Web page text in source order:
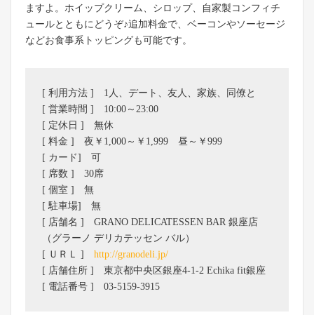
ますよ。ホイップクリーム、シロップ、自家製コンフィチ
ュールとともにどうぞ♪追加料金で、ベーコンやソーセージ
などお食事系トッピングも可能です。
[ 利用方法 ] 1人、デート、友人、家族、同僚と
[ 営業時間 ] 10:00～23:00
[ 定休日 ] 無休
[ 料金 ] 夜￥1,000～￥1,999 昼～￥999
[ カード] 可
[ 席数 ] 30席
[ 個室 ] 無
[ 駐車場] 無
[ 店舗名 ] GRANO DELICATESSEN BAR 銀座店
（グラーノ デリカテッセン バル）
[ ＵＲＬ ] http://granodeli.jp/
[ 店舗住所 ] 東京都中央区銀座4-1-2 Echika fit銀座
[ 電話番号 ] 03-5159-3915